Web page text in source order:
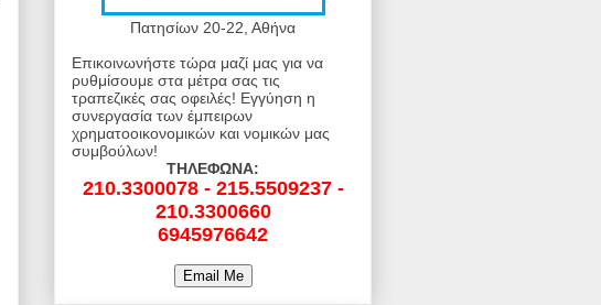
Πατησίων 20-22, Αθήνα
Επικοινωνήστε τώρα μαζί μας για να
ρυθμίσουμε στα μέτρα σας τις
τραπεζικές σας οφειλές! Εγγύηση η
συνεργασία των έμπειρων
χρηματοοικονομικών και νομικών μας
συμβούλων!
ΤΗΛΕΦΩΝΑ:
210.3300078 - 215.5509237 -
210.3300660
6945976642